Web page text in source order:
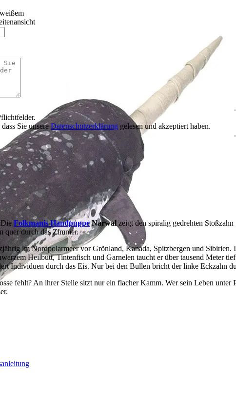
Sie unsereDatenschutzerklärunggelesen und akzeptiert haben.
DieFolkmanis HandpuppeNarwalzeigt den spiralig gedrehten
quer durch das Zimmer.
im Nordpolarmeer vor Grönland, Kanada, Spitzbergen und Sibirien.
Heilbutt, Tintenfisch und Garnelen taucht er über tausend Meter
Individuen durch das Eis. Nur bei den Bullen bricht der linke Eckzahn
fehlt? An ihrer Stelle sitzt nur ein flacher Kamm. Wer sein Leben unter